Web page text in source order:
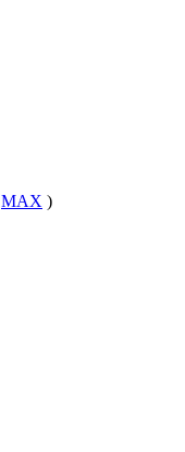
MAX )